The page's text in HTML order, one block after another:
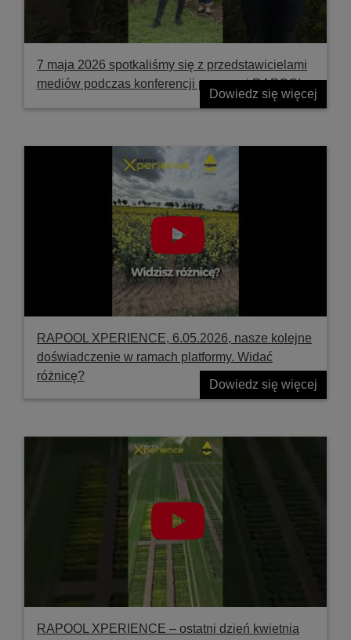
7 maja 2026 spotkaliśmy się z przedstawicielami
mediów podczas konferencji prasowej RAPOOL
Dowiedz się więcej
RAPOOL XPERIENCE, 6.05.2026, nasze kolejne
doświadczenie w ramach platformy. Widać
różnicę?
Dowiedz się więcej
RAPOOL XPERIENCE – ostatni dzień kwietnia